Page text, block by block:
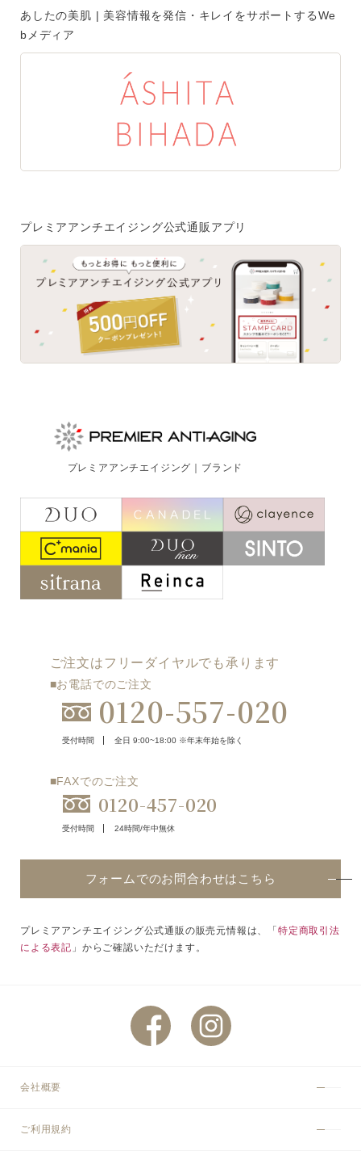
よくあるお問い合せ
ギフトラッピングサービス
ベストコスメ受賞履歴
あしたの美肌 | 美容情報を発信・キレイをサポートするWe
bメディア
ご注文はフリーダイヤルでも承ります
0120-557-020
受付時間 全日 9:00~18:00 ※年末年始を除く
フォームでのお問合わせはこちら
あしたの美肌 | 美容情報を発信・キレイをサポートするWe
bメディア
プレミアアンチエイジング公式通販アプリ
プレミアアンチエイジング｜ブランド
ご注文はフリーダイヤルでも承ります
■お電話でのご注文
0120-557-020
受付時間 全日 9:00~18:00 ※年末年始を除く
■FAXでのご注文
0120-457-020
受付時間 24時間/年中無休
フォームでのお問合わせはこちら
プレミアアンチエイジング公式通販の販売元情報は、「特定商取引法
による表記 」からご確認いただけます。
会社概要
ご利用規約